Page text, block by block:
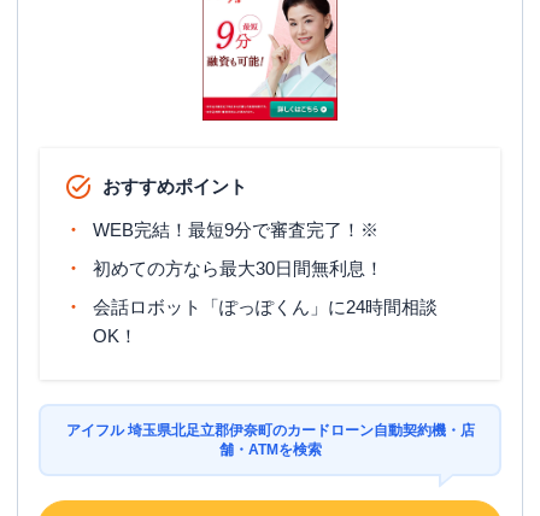
おすすめポイント
WEB完結！最短9分で審査完了！※
初めての方なら最大30日間無利息！
会話ロボット「ぽっぽくん」に24時間相談
OK！
アイフル 埼玉県北足立郡伊奈町のカードローン自動契約機・店
舗・ATMを検索